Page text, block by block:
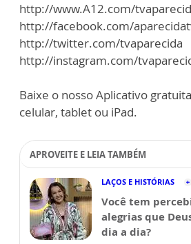
http://www.A12.com/
http://facebook.com/
http://twitter.com/tvaparecida
http://instagram.com/
Baixe o nosso Aplicativo
celular, tablet ou iPad.
APROVEITE E LEIA TAMBÉM
LAÇOS E HISTÓRIAS
Você tem
alegrias que
dia a dia?